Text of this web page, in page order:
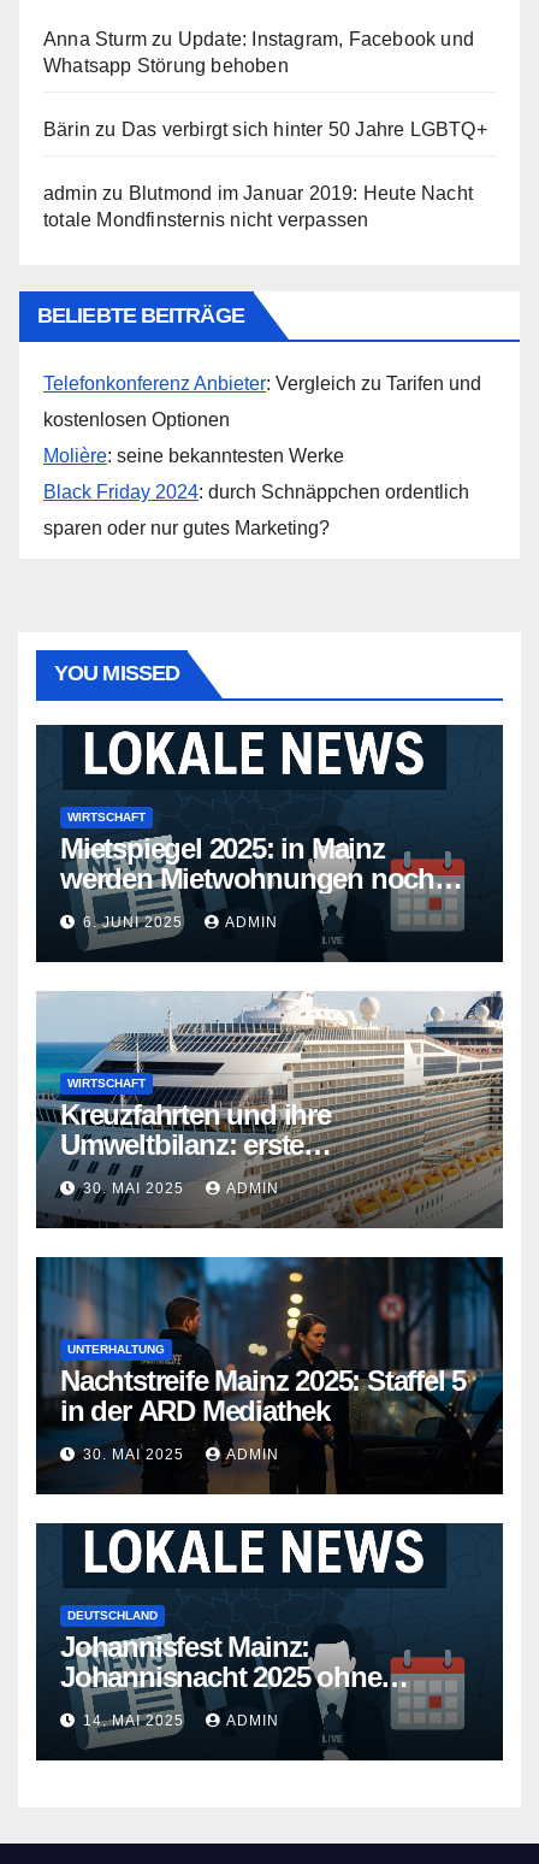
Anna Sturm zu Update: Instagram, Facebook und
Whatsapp Störung behoben
Bärin zu Das verbirgt sich hinter 50 Jahre LGBTQ+
admin zu Blutmond im Januar 2019: Heute Nacht
totale Mondfinsternis nicht verpassen
BELIEBTE BEITRÄGE
Telefonkonferenz Anbieter: Vergleich zu Tarifen und
kostenlosen Optionen
Molière: seine bekanntesten Werke
Black Friday 2024: durch Schnäppchen ordentlich
sparen oder nur gutes Marketing?
YOU MISSED
WIRTSCHAFT
Mietspiegel 2025: in Mainz
werden Mietwohnungen noch
teurer
6. JUNI 2025 ADMIN
WIRTSCHAFT
Kreuzfahrten und ihre
Umweltbilanz: erste
Kreuzfahrtschiffe gehen neue
Wege
30. MAI 2025 ADMIN
UNTERHALTUNG
Nachtstreife Mainz 2025: Staffel 5
in der ARD Mediathek
30. MAI 2025 ADMIN
DEUTSCHLAND
Johannisfest Mainz:
Johannisnacht 2025 ohne
Feuerwerk
14. MAI 2025 ADMIN